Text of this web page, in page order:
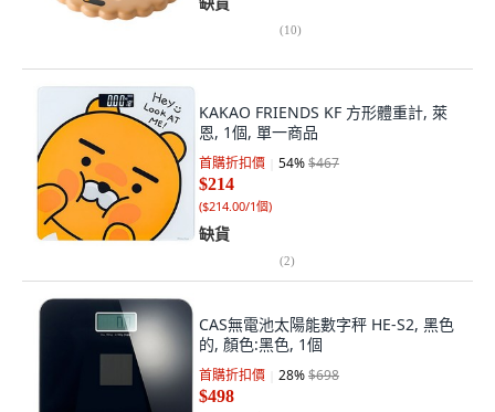
(10)
KAKAO FRIENDS KF 方形體重計, 萊
恩, 1個, 單一商品
首購折扣價 54%$467
$214
($214.00/1個)
缺貨
(2)
CAS無電池太陽能數字秤 HE-S2, 黑色
的, 顏色:黑色, 1個
首購折扣價 28%$698
$498